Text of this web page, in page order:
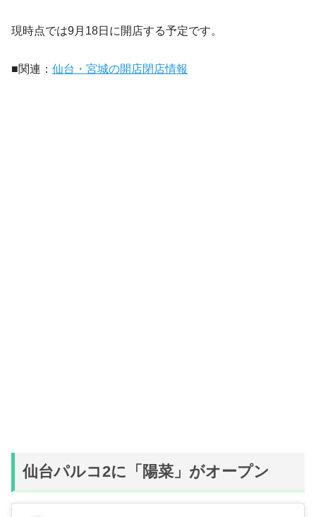
現時点では9月18日に開店する予定です。
■関連： 仙台・宮城の開店閉店情報
仙台パルコ2に「陽菜」がオープン